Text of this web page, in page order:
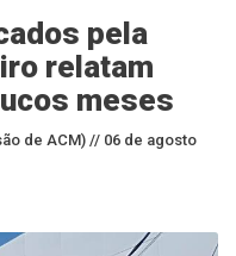
pela
relatam
meses
de ACM) // 06 de agosto